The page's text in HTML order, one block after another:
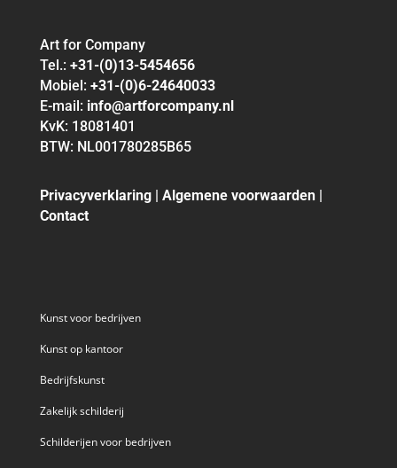
Art for Company
Tel.: +31-(0)13-5454656
Mobiel: +31-(0)6-24640033
E-mail: info@artforcompany.nl
KvK: 18081401
BTW: NL001780285B65
Privacyverklaring| Algemene voorwaarden|
Contact
Kunst voor bedrijven
Kunst op kantoor
Bedrijfskunst
Zakelijk schilderij
Schilderijen voor bedrijven